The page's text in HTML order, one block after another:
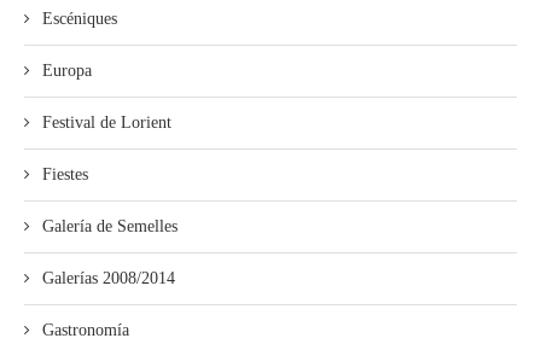
Escéniques
Europa
Festival de Lorient
Fiestes
Galería de Semelles
Galerías 2008/2014
Gastronomía